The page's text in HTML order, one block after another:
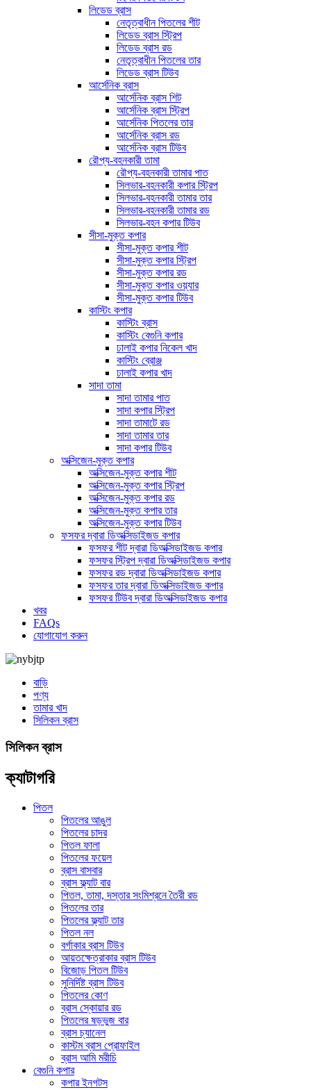
লিডেড ব্রাস
নেতৃত্বাধীন পিতলের শীট
লিডেড ব্রাস স্ট্রিপ
লিডেড ব্রাস রড
নেতৃত্বাধীন পিতলের তার
লিডেড ব্রাস টিউব
আর্সেনিক ব্রাস
আর্সেনিক ব্রাস শিট
আর্সেনিক ব্রাস স্ট্রিপ
আর্সেনিক পিতলের তার
আর্সেনিক ব্রাস রড
আর্সেনিক ব্রাস টিউব
রৌপ্য-বহনকারী তামা
রৌপ্য-বহনকারী তামার পাত
সিলভার-বহনকারী কপার স্ট্রিপ
সিলভার-বহনকারী তামার তার
সিলভার-বহনকারী তামার রড
সিলভার-বহন কপার টিউব
সীসা-মুক্ত কপার
সীসা-মুক্ত কপার শীট
সীসা-মুক্ত কপার স্ট্রিপ
সীসা-মুক্ত কপার রড
সীসা-মুক্ত কপার ওয়্যার
সীসা-মুক্ত কপার টিউব
কাস্টিং কপার
কাস্টিং ব্রাস
কাস্টিং বেগুনি কপার
ঢালাই কপার নিকেল খাদ
কাস্টিং ব্রোঞ্জ
ঢালাই কপার খাদ
সাদা তামা
সাদা তামার পাত
সাদা কপার স্ট্রিপ
সাদা তামাটে রড
সাদা তামার তার
সাদা কপার টিউব
অক্সিজেন-মুক্ত কপার
অক্সিজেন-মুক্ত কপার শীট
অক্সিজেন-মুক্ত কপার স্ট্রিপ
অক্সিজেন-মুক্ত কপার রড
অক্সিজেন-মুক্ত কপার তার
অক্সিজেন-মুক্ত কপার টিউব
ফসফর দ্বারা ডিঅক্সিডাইজড কপার
ফসফর শীট দ্বারা ডিঅক্সিডাইজড কপার
ফসফর স্ট্রিপ দ্বারা ডিঅক্সিডাইজড কপার
ফসফর রড দ্বারা ডিঅক্সিডাইজড কপার
ফসফর তার দ্বারা ডিঅক্সিডাইজড কপার
ফসফর টিউব দ্বারা ডিঅক্সিডাইজড কপার
খবর
FAQs
যোগাযোগ করুন
বাড়ি
পণ্য
তামার খাদ
সিলিকন ব্রাস
সিলিকন ব্রাস
ক্যাটাগরি
পিতল
পিতলের আঙুল
পিতলের চাদর
পিতল ফালা
পিতলের ফয়েল
ব্রাস বাসবার
ব্রাস ফ্ল্যাট বার
পিতল, তামা, দস্তার সংমিশ্রনে তৈরী রড
পিতলের তার
পিতলের ফ্ল্যাট তার
পিতল নল
বর্গাকার ব্রাস টিউব
আয়তক্ষেত্রাকার ব্রাস টিউব
বিজোড় পিতল টিউব
সুনির্দিষ্ট ব্রাস টিউব
পিতলের কোণ
ব্রাস স্কোয়ার রড
পিতলের ষড়ভুজ বার
ব্রাস চ্যানেল
কাস্টম ব্রাস প্রোফাইল
ব্রাস আমি মরীচি
বেগুনি কপার
কপার ইনগটস